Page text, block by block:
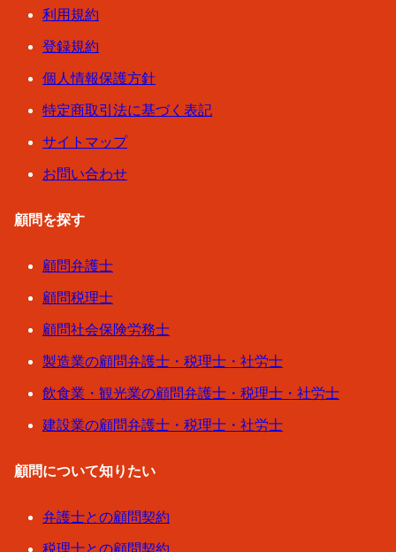
利用規約
登録規約
個人情報保護方針
特定商取引法に基づく表記
サイトマップ
お問い合わせ
顧問を探す
顧問弁護士
顧問税理士
顧問社会保険労務士
製造業の顧問弁護士・税理士・社労士
飲食業・観光業の顧問弁護士・税理士・社労士
建設業の顧問弁護士・税理士・社労士
顧問について知りたい
弁護士との顧問契約
税理士との顧問契約